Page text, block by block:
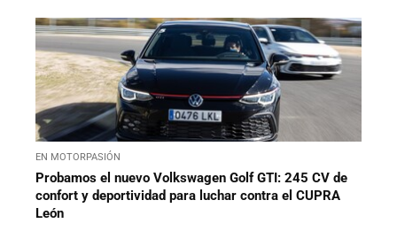
EN MOTORPASIÓN
Probamos el nuevo Volkswagen Golf GTI: 245 CV de
confort y deportividad para luchar contra el CUPRA
León